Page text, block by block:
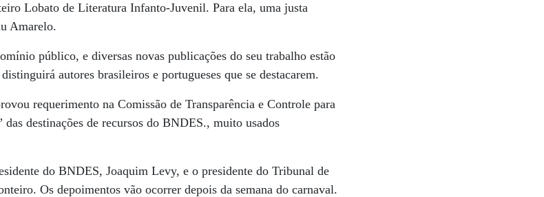
Lobato de Literatura Infanto-Juvenil. Para ela, uma justa
Amarelo.
público, e diversas novas publicações do seu trabalho estão
autores brasileiros e portugueses que se destacarem.
requerimento na Comissão de Transparência e Controle para
destinações de recursos do BNDES., muito usados
do BNDES, Joaquim Levy, e o presidente do Tribunal de
Os depoimentos vão ocorrer depois da semana do carnaval.